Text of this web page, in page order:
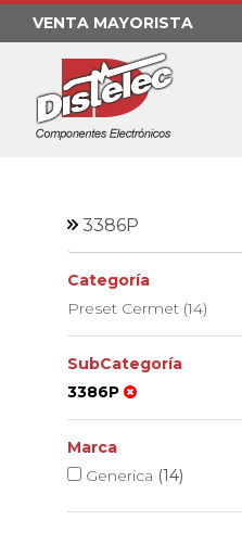
VENTA MAYORISTA
3386P
Categoría
Preset Cermet (14)
SubCategoría
3386P
Marca
Generica (14)